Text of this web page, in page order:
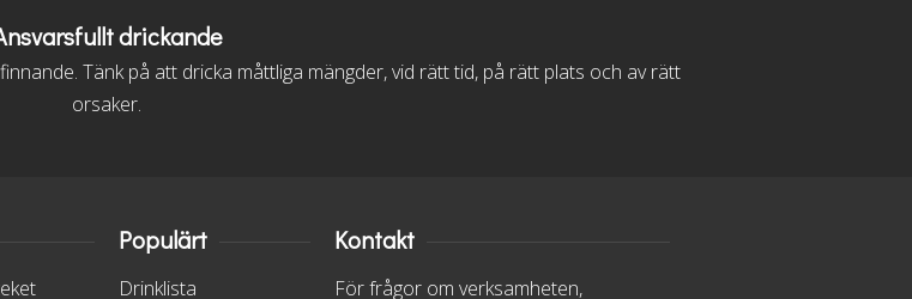
drickande
Tänk på att dricka måttliga mängder, vid rätt tid, på rätt plats och av rätt
orsaker.
Populärt
Drinklista
Kontakt
För frågor om verksamheten,